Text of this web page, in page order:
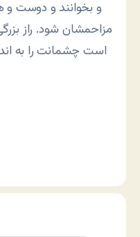
و بخوانند و دوست و
مزاحمشان شود. راز
است چشمانت را به